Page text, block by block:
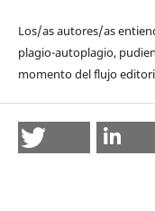
Los/as autores/as
plagio-autoplagio,
momento del flujo